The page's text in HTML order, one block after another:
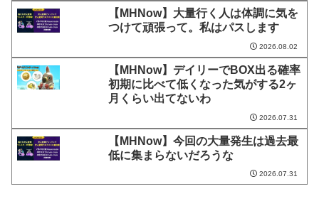
【MHNow】大量行く人は体調に気を
つけて頑張って。私はパスします
2026.08.02
【MHNow】デイリーでBOX出る確率
初期に比べて低くなった気がする2ヶ
月くらい出てないわ
2026.07.31
【MHNow】今回の大量発生は過去最
低に集まらないだろうな
2026.07.31